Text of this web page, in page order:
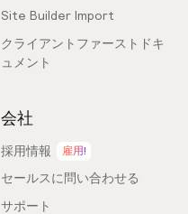
Site Builder Import
クライアントファーストドキ
ュメント
会社
採用情報 雇用!
セールスに問い合わせる
サポート